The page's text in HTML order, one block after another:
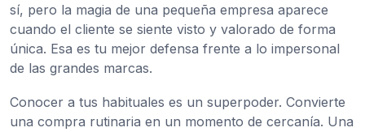
sí, pero la magia de una pequeña empresa aparece
cuando el cliente se siente visto y valorado de forma
única. Esa es tu mejor defensa frente a lo impersonal
de las grandes marcas.
Conocer a tus habituales es un superpoder. Convierte
una compra rutinaria en un momento de cercanía. Una